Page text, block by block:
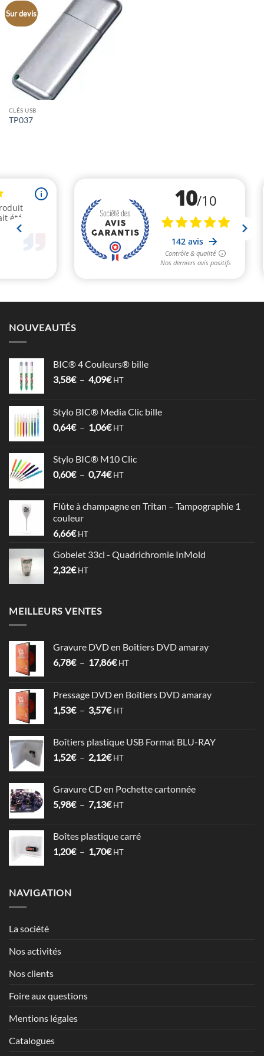
Sur devis
CLÉS USB
TP037
NOUVEAUTÉS
BIC® 4 Couleurs® bille
3,58€ – 4,09€Plage
3,58€
à
HT
Stylo BIC® Media Clic bille
0,64€ – 1,06€Plage
0,64€
à
HT
Stylo BIC® M10 Clic
0,60€ – 0,74€Plage
0,60€
HT
Flûte à champagne en Tritan – Tampographie 1
couleur
6,66€ HT
Gobelet 33cl - Quadrichromie InMold
2,32€ HT
MEILLEURS VENTES
Gravure DVD en Boîtiers DVD amaray
6,78€ – 17,86€Plage
6,78€
à
HT
Pressage DVD en Boîtiers DVD amaray
1,53€ – 3,57€Plage
1,53€
à
HT
Boîtiers plastique USB Format BLU-RAY
1,52€ – 2,12€Plage
1,52€
à
HT
Gravure CD en Pochette cartonnée
5,98€ – 7,13€Plage
5,98€
à
HT
Boîtes plastique carré
1,20€ – 1,70€Plage
HT
NAVIGATION
La société
Nos activités
Nos clients
Foire aux questions
Mentions légales
Catalogues